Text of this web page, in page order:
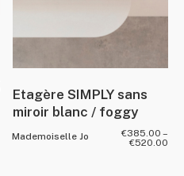
Etagère SIMPLY sans
miroir blanc / foggy
Mademoiselle Jo €385.00 –
€520.00